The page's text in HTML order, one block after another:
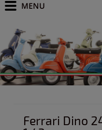
Ferrari Dino